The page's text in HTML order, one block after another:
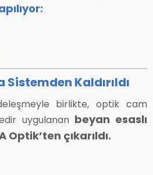
Sistemden Kaldırıldı
birlikte, optik cam
uygulanan beyan esaslı
Optik’ten çıkarıldı.